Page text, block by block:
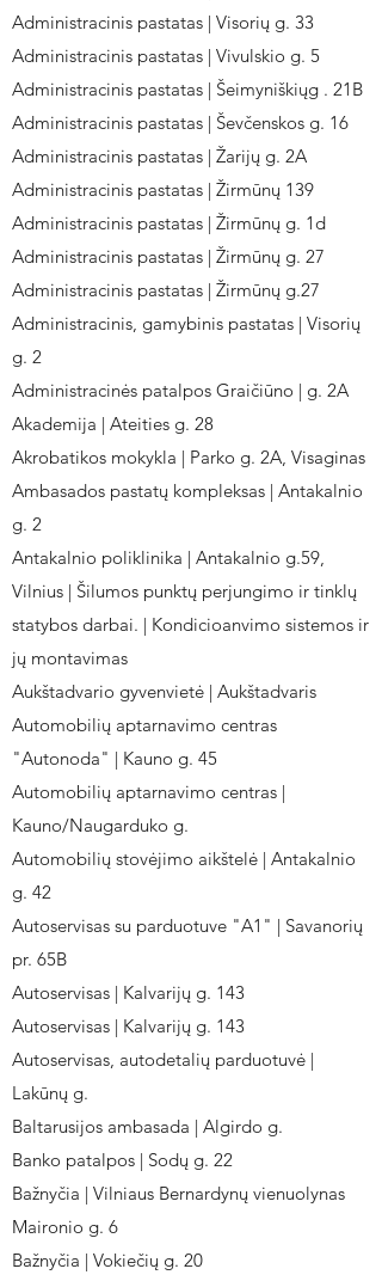
Administracinis pastatas | Visorių g. 33
Administracinis pastatas | Vivulskio g. 5
Administracinis pastatas | Šeimyniškiųg . 21B
Administracinis pastatas | Ševčenskos g. 16
Administracinis pastatas | Žarijų g. 2A
Administracinis pastatas | Žirmūnų 139
Administracinis pastatas | Žirmūnų g. 1d
Administracinis pastatas | Žirmūnų g. 27
Administracinis pastatas | Žirmūnų g.27
Administracinis, gamybinis pastatas | Visorių
g. 2
Administracinės patalpos Graičiūno | g. 2A
Akademija | Ateities g. 28
Akrobatikos mokykla | Parko g. 2A, Visaginas
Ambasados pastatų kompleksas | Antakalnio
g. 2
Antakalnio poliklinika | Antakalnio g.59,
Vilnius | Šilumos punktų perjungimo ir tinklų
statybos darbai. | Kondicioanvimo sistemos ir
jų montavimas
Aukštadvario gyvenvietė | Aukštadvaris
Automobilių aptarnavimo centras
"Autonoda" | Kauno g. 45
Automobilių aptarnavimo centras |
Kauno/Naugarduko g.
Automobilių stovėjimo aikštelė | Antakalnio
g. 42
Autoservisas su parduotuve "A1" | Savanorių
pr. 65B
Autoservisas | Kalvarijų g. 143
Autoservisas | Kalvarijų g. 143
Autoservisas, autodetalių parduotuvė |
Lakūnų g.
Baltarusijos ambasada | Algirdo g.
Banko patalpos | Sodų g. 22
Bažnyčia | Vilniaus Bernardynų vienuolynas
Maironio g. 6
Bažnyčia | Vokiečių g. 20